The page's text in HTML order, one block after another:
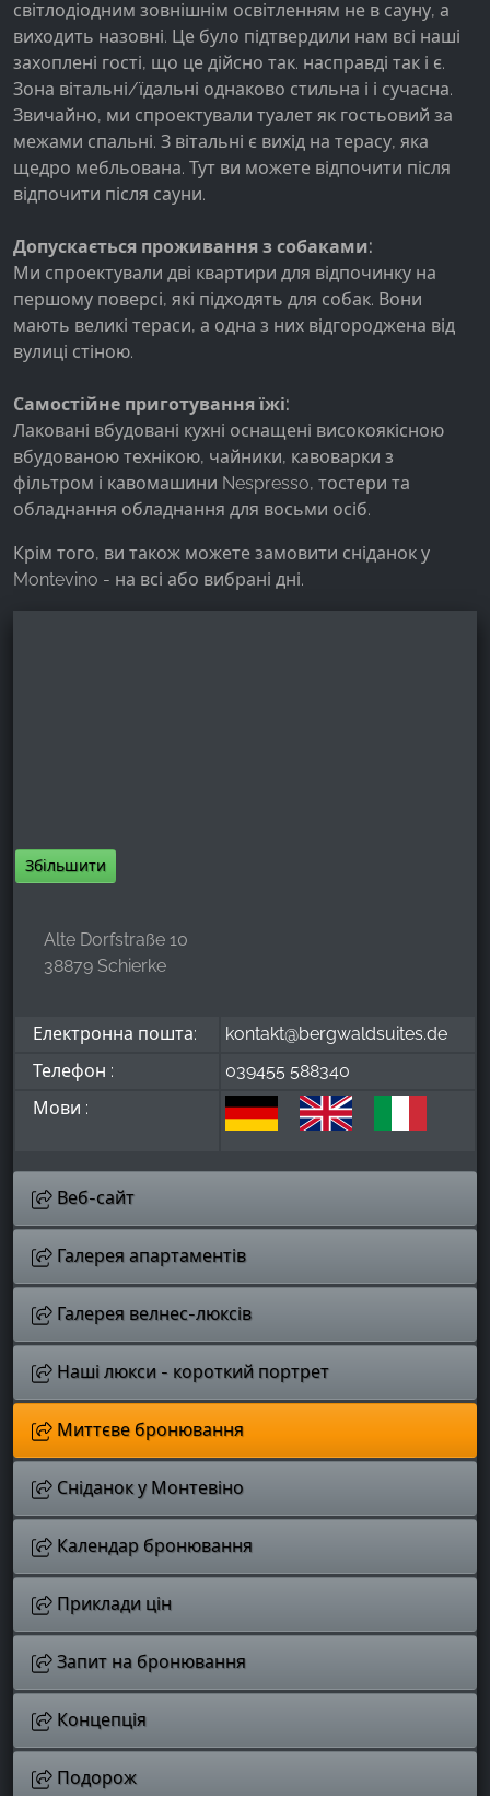
світлодіодним зовнішнім освітленням не в сауну, а
виходить назовні. Це було підтвердили нам всі наші
захоплені гості, що це дійсно так. насправді так і є.
Зона вітальні/їдальні однаково стильна і і сучасна.
Звичайно, ми спроектували туалет як гостьовий за
межами спальні. З вітальні є вихід на терасу, яка
щедро мебльована. Тут ви можете відпочити після
відпочити після сауни.
Допускається проживання з собаками:
Ми спроектували дві квартири для відпочинку на
першому поверсі, які підходять для собак. Вони
мають великі тераси, а одна з них відгороджена від
вулиці стіною.
Самостійне приготування їжі:
Лаковані вбудовані кухні оснащені високоякісною
вбудованою технікою, чайники, кавоварки з
фільтром і кавомашини Nespresso, тостери та
обладнання обладнання для восьми осіб.
Крім того, ви також можете замовити сніданок у
Montevino - на всі або вибрані дні.
Збільшити
Alte Dorfstraße 10
38879 Schierke
Електронна пошта:
kontakt@bergwaldsuites.de
Телефон :
039455 588340
Мови :
Веб-сайт
Галерея апартаментів
Галерея велнес-люксів
Наші люкси - короткий портрет
Миттєве бронювання
Сніданок у Монтевіно
Календар бронювання
Приклади цін
Запит на бронювання
Концепція
Подорож